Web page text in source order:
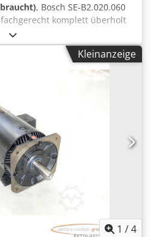
, Bosch SE-B2.020.060
komplett überholt
Gewährleistung, 100%
gem. Fotos,Für diesen Artikel
Verkaufsrabatte. Preis bitte
D Hciedjrf
Kleinanzeige
1 /4